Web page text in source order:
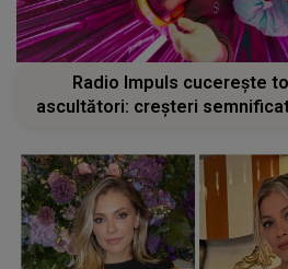
Radio Impuls cucerește
ascultători: creșteri